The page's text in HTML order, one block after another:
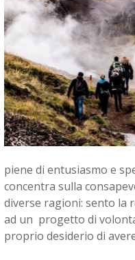
piene di entusiasmo e
concentra sulla
diverse ragioni: sento
ad un progetto di
proprio desiderio di